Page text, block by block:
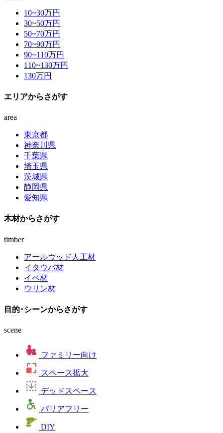
10~30万円
30~50万円
50~70万円
70~90万円
90~110万円
110~130万円
130万円
エリアからさがす
area
東京都
神奈川県
千葉県
埼玉県
茨城県
静岡県
愛知県
木材からさがす
timber
アールウッド人工材
イタウバ材
イペ材
ウリン材
目的･シーンからさがす
scene
ファミリー向け
スペース拡大
デッドスペース
バリアフリー
DIY